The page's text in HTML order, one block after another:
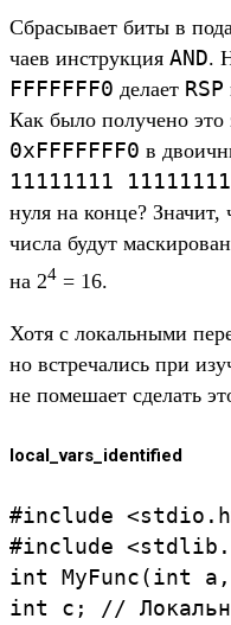
Сбра­сыва­ет биты в
чаев инс­трук­ция AND.
FFFFFFF0 дела­ет RSP
Как было получе­но это
0xFFFFFFF0 в
11111111 11111111
нуля на кон­це?
чис­ла будут
на 24 = 16.
Хо­тя с локаль­ными
но встре­чались при
не помеша­ет сде­лать
local_vars_identified
#include <stdio.
#include <stdlib.
int
MyFunc(int a ,
int
c ; //